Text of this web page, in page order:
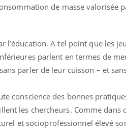
de masse valorisée
l’éducation. A tel point que les
parlent en termes de
parler de leur cuisson – et
conscience des bonnes
les chercheurs. Comme dans
et socioprofessionnel élevé